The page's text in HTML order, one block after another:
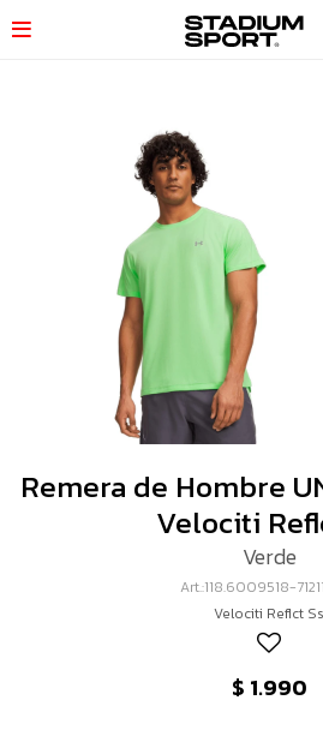

Remera de Hombre
Velociti
Verde
118.6009518-
Velociti Reflct Ss
$ 1.990